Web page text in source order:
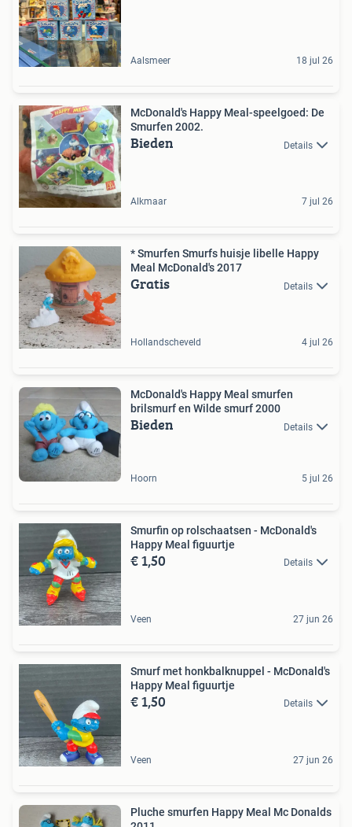
Aalsmeer 18 jul 26
McDonald's Happy Meal-speelgoed: De
Smurfen 2002.
Bieden Details
Alkmaar 7 jul 26
* Smurfen Smurfs huisje libelle Happy
Meal McDonald's 2017
Gratis Details
Hollandscheveld 4 jul 26
McDonald's Happy Meal smurfen
brilsmurf en Wilde smurf 2000
Bieden Details
Hoorn 5 jul 26
Smurfin op rolschaatsen - McDonald's
Happy Meal figuurtje
€ 1,50 Details
Veen 27 jun 26
Smurf met honkbalknuppel - McDonald's
Happy Meal figuurtje
€ 1,50 Details
Veen 27 jun 26
Pluche smurfen Happy Meal Mc Donalds